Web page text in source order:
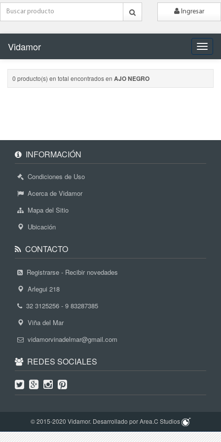
Ingresar
Vidamor
0 producto(s) en total encontrados en AJO NEGRO
INFORMACIÓN
Condiciones de Uso
Acerca de Vidamor
Mapa del Sitio
Ubicación
CONTACTO
Registrarse - Recibir novedades
Arlegui 218
32 3125256 - 9 83287385
Viña del Mar
vidamorvinadelmar@gmail.com
REDES SOCIALES
© 2015-2020 Vidamor. Desarrollado por Area.C Studios